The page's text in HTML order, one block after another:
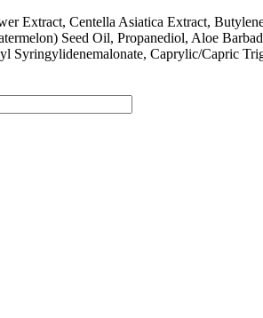
Extract, Centella Asiatica Extract,
Seed Oil, Propanediol, Aloe
Caprylic/Capric